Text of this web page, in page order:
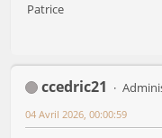
Patrice
ccedric21
04 Avril 2026, 00:00:59